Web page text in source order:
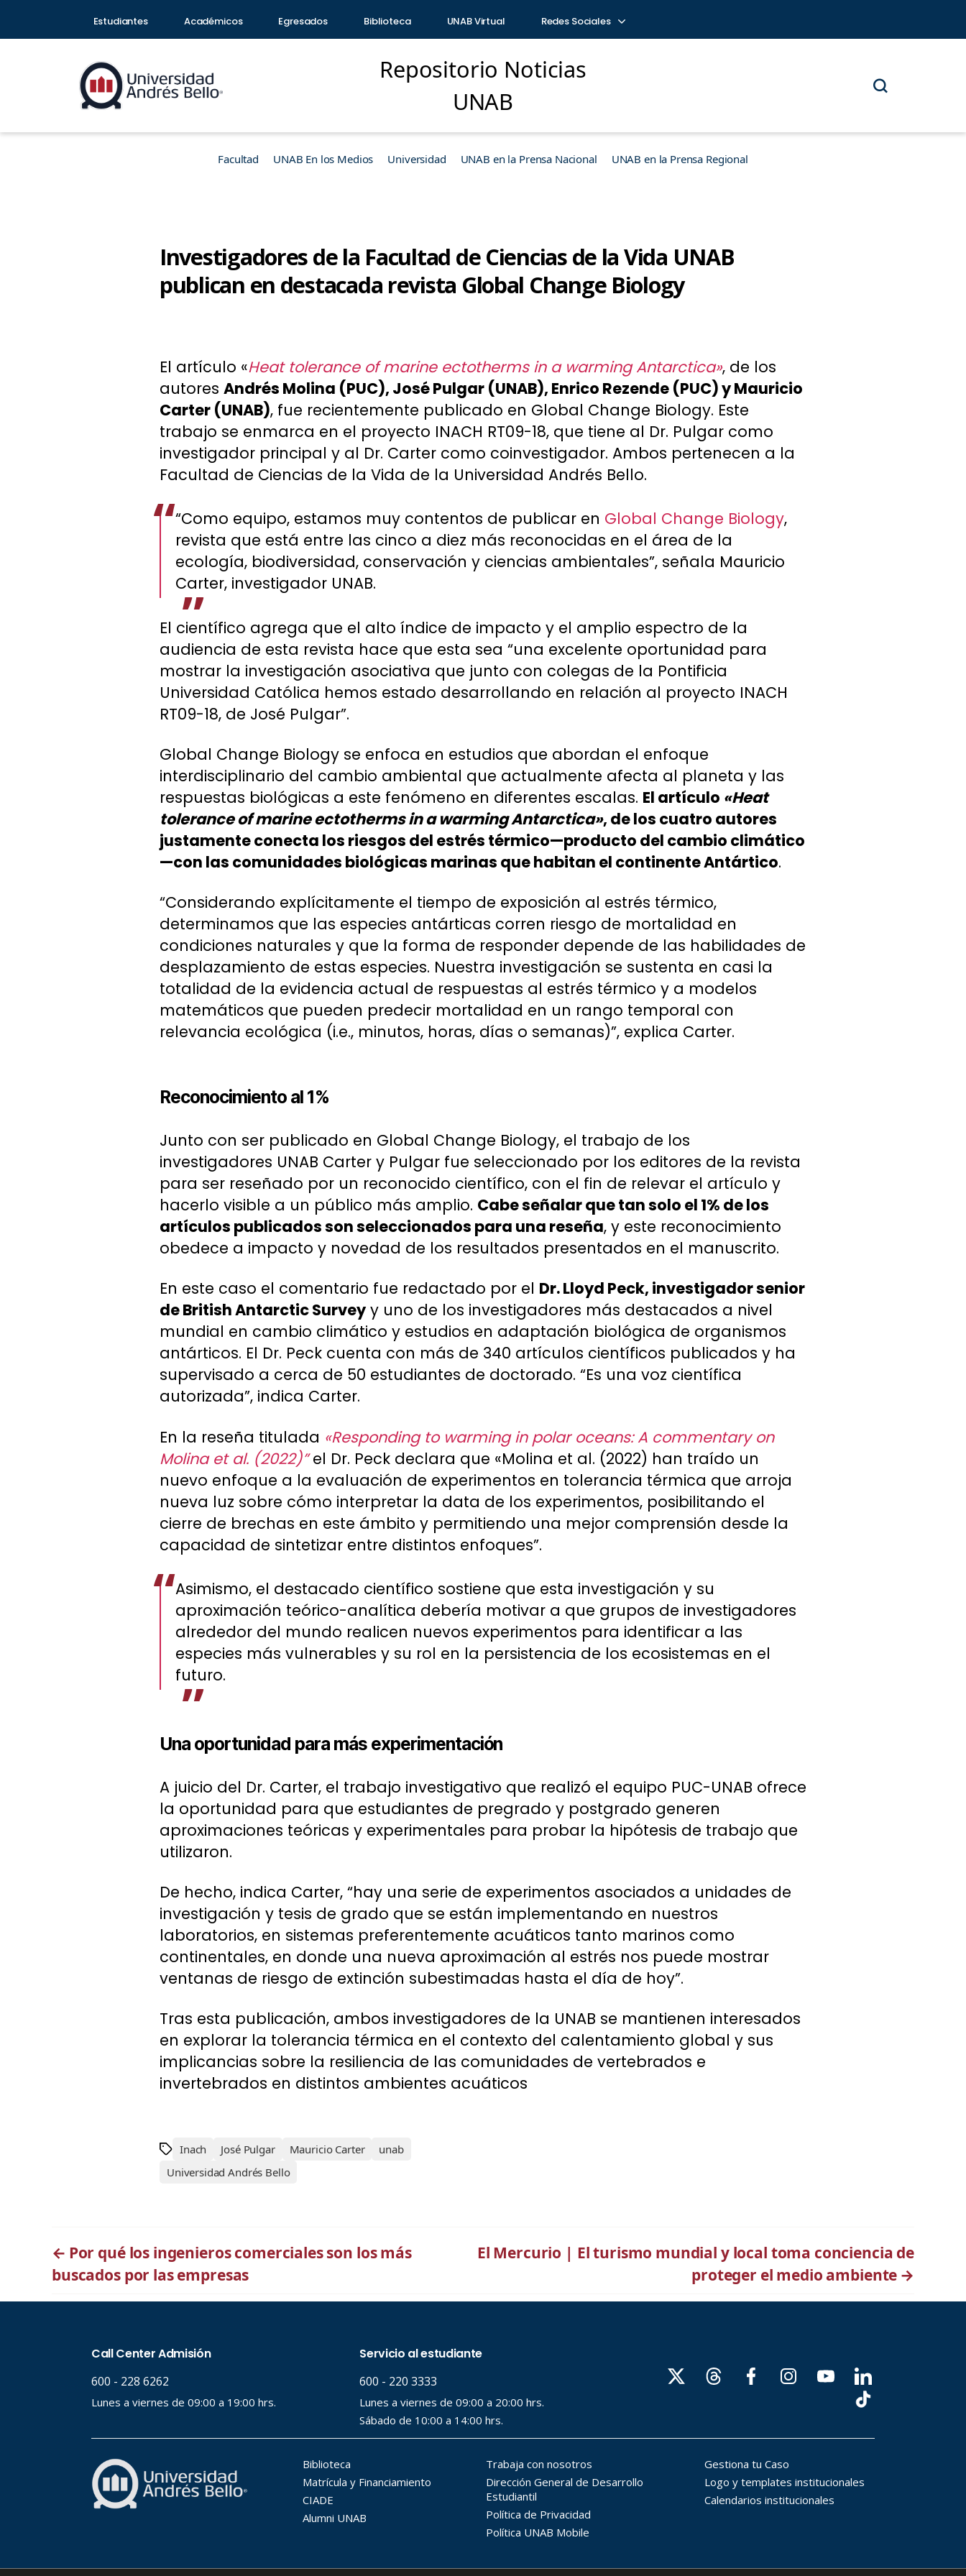
Estudiantes Académicos Egresados Biblioteca UNAB Virtual Redes Sociales
Repositorio Noticias
UNAB
Facultad UNAB En los Medios Universidad UNAB en la Prensa Nacional UNAB en la Prensa Regional
Investigadores de la Facultad de Ciencias de la Vida UNAB
publican en destacada revista Global Change Biology
El artículo «Heat tolerance of marine ectotherms in a warming Antarctica», de los
autores Andrés Molina (PUC), José Pulgar (UNAB), Enrico Rezende (PUC) y Mauricio
Carter (UNAB), fue recientemente publicado en Global Change Biology. Este
trabajo se enmarca en el proyecto INACH RT09-18, que tiene al Dr. Pulgar como
investigador principal y al Dr. Carter como coinvestigador. Ambos pertenecen a la
Facultad de Ciencias de la Vida de la Universidad Andrés Bello.
“Como equipo, estamos muy contentos de publicar en Global Change Biology,
revista que está entre las cinco a diez más reconocidas en el área de la
ecología, biodiversidad, conservación y ciencias ambientales”, señala Mauricio
Carter, investigador UNAB.
El científico agrega que el alto índice de impacto y el amplio espectro de la
audiencia de esta revista hace que esta sea “una excelente oportunidad para
mostrar la investigación asociativa que junto con colegas de la Pontificia
Universidad Católica hemos estado desarrollando en relación al proyecto INACH
RT09-18, de José Pulgar”.
Global Change Biology se enfoca en estudios que abordan el enfoque
interdisciplinario del cambio ambiental que actualmente afecta al planeta y las
respuestas biológicas a este fenómeno en diferentes escalas. El artículo «Heat
tolerance of marine ectotherms in a warming Antarctica», de los cuatro autores
justamente conecta los riesgos del estrés térmico—producto del cambio climático
—con las comunidades biológicas marinas que habitan el continente Antártico.
“Considerando explícitamente el tiempo de exposición al estrés térmico,
determinamos que las especies antárticas corren riesgo de mortalidad en
condiciones naturales y que la forma de responder depende de las habilidades de
desplazamiento de estas especies. Nuestra investigación se sustenta en casi la
totalidad de la evidencia actual de respuestas al estrés térmico y a modelos
matemáticos que pueden predecir mortalidad en un rango temporal con
relevancia ecológica (i.e., minutos, horas, días o semanas)”, explica Carter.
Reconocimiento al 1%
Junto con ser publicado en Global Change Biology, el trabajo de los
investigadores UNAB Carter y Pulgar fue seleccionado por los editores de la revista
para ser reseñado por un reconocido científico, con el fin de relevar el artículo y
hacerlo visible a un público más amplio. Cabe señalar que tan solo el 1% de los
artículos publicados son seleccionados para una reseña, y este reconocimiento
obedece a impacto y novedad de los resultados presentados en el manuscrito.
En este caso el comentario fue redactado por el Dr. Lloyd Peck, investigador senior
de British Antarctic Survey y uno de los investigadores más destacados a nivel
mundial en cambio climático y estudios en adaptación biológica de organismos
antárticos. El Dr. Peck cuenta con más de 340 artículos científicos publicados y ha
supervisado a cerca de 50 estudiantes de doctorado. “Es una voz científica
autorizada”, indica Carter.
En la reseña titulada «Responding to warming in polar oceans: A commentary on
Molina et al. (2022)”el Dr. Peck declara que «Molina et al. (2022) han traído un
nuevo enfoque a la evaluación de experimentos en tolerancia térmica que arroja
nueva luz sobre cómo interpretar la data de los experimentos, posibilitando el
cierre de brechas en este ámbito y permitiendo una mejor comprensión desde la
capacidad de sintetizar entre distintos enfoques”.
Asimismo, el destacado científico sostiene que esta investigación y su
aproximación teórico-analítica debería motivar a que grupos de investigadores
alrededor del mundo realicen nuevos experimentos para identificar a las
especies más vulnerables y su rol en la persistencia de los ecosistemas en el
futuro.
Una oportunidad para más experimentación
A juicio del Dr. Carter, el trabajo investigativo que realizó el equipo PUC-UNAB ofrece
la oportunidad para que estudiantes de pregrado y postgrado generen
aproximaciones teóricas y experimentales para probar la hipótesis de trabajo que
utilizaron.
De hecho, indica Carter, “hay una serie de experimentos asociados a unidades de
investigación y tesis de grado que se están implementando en nuestros
laboratorios, en sistemas preferentemente acuáticos tanto marinos como
continentales, en donde una nueva aproximación al estrés nos puede mostrar
ventanas de riesgo de extinción subestimadas hasta el día de hoy”.
Tras esta publicación, ambos investigadores de la UNAB se mantienen interesados
en explorar la tolerancia térmica en el contexto del calentamiento global y sus
implicancias sobre la resiliencia de las comunidades de vertebrados e
invertebrados en distintos ambientes acuáticos
Inach José Pulgar Mauricio Carter
unab
Universidad Andrés Bello
← Por qué los ingenieros comerciales son los más
buscados por las empresas
El Mercurio | El turismo mundial y local toma conciencia de
proteger el medio ambiente →